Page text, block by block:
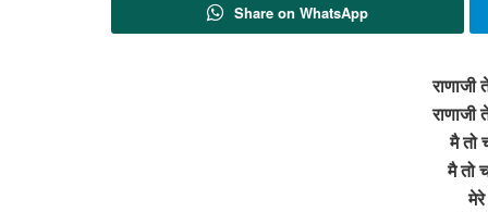
Share on WhatsApp
मै तो
मै तो